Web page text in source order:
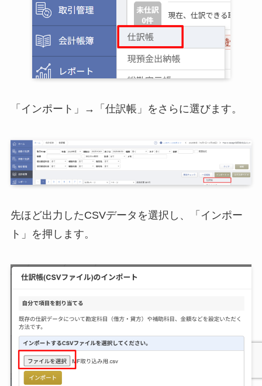
「インポート」→「仕訳帳」をさらに選びます。
先ほど出力したCSVデータを選択し、「インポー
ト」を押します。